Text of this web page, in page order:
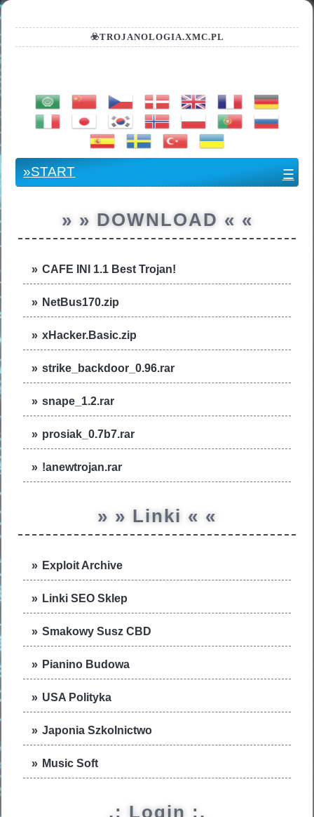
☣️TROJANOLOGIA.XMC.PL
»START ☰
» » DOWNLOAD « «
CAFE INI 1.1 Best Trojan!
NetBus170.zip
xHacker.Basic.zip
strike_backdoor_0.96.rar
snape_1.2.rar
prosiak_0.7b7.rar
!anewtrojan.rar
» » Linki « «
Exploit Archive
Linki SEO Sklep
Smakowy Susz CBD
Pianino Budowa
USA Polityka
Japonia Szkolnictwo
Music Soft
.: Login :.